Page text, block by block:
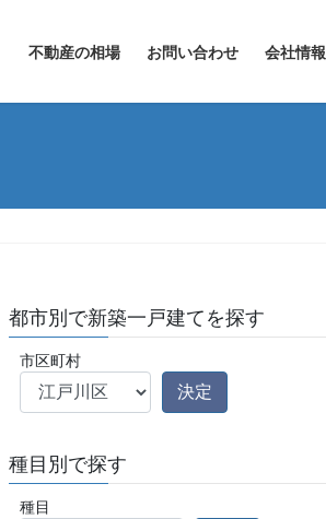
不動産の相場 お問い合わせ 会社情報
都市別で新築一戸建てを探す
市区町村
種目別で探す
種目